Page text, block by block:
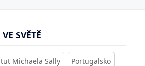
SVĚTĚ
Michaela Sally Portugalsko